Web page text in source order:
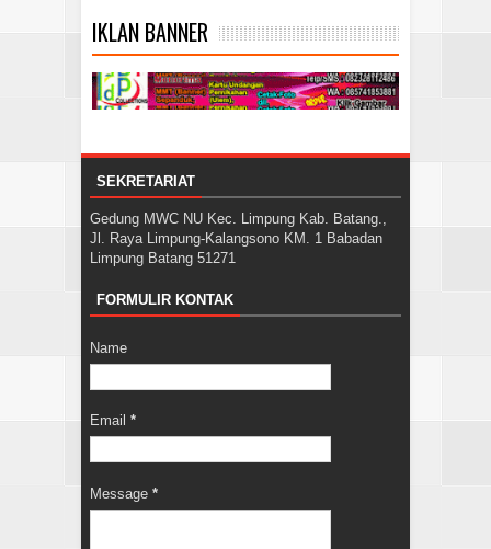
IKLAN BANNER
SEKRETARIAT
Gedung MWC NU Kec. Limpung Kab. Batang.,
Jl. Raya Limpung-Kalangsono KM. 1 Babadan
Limpung Batang 51271
FORMULIR KONTAK
Name
Email *
Message *